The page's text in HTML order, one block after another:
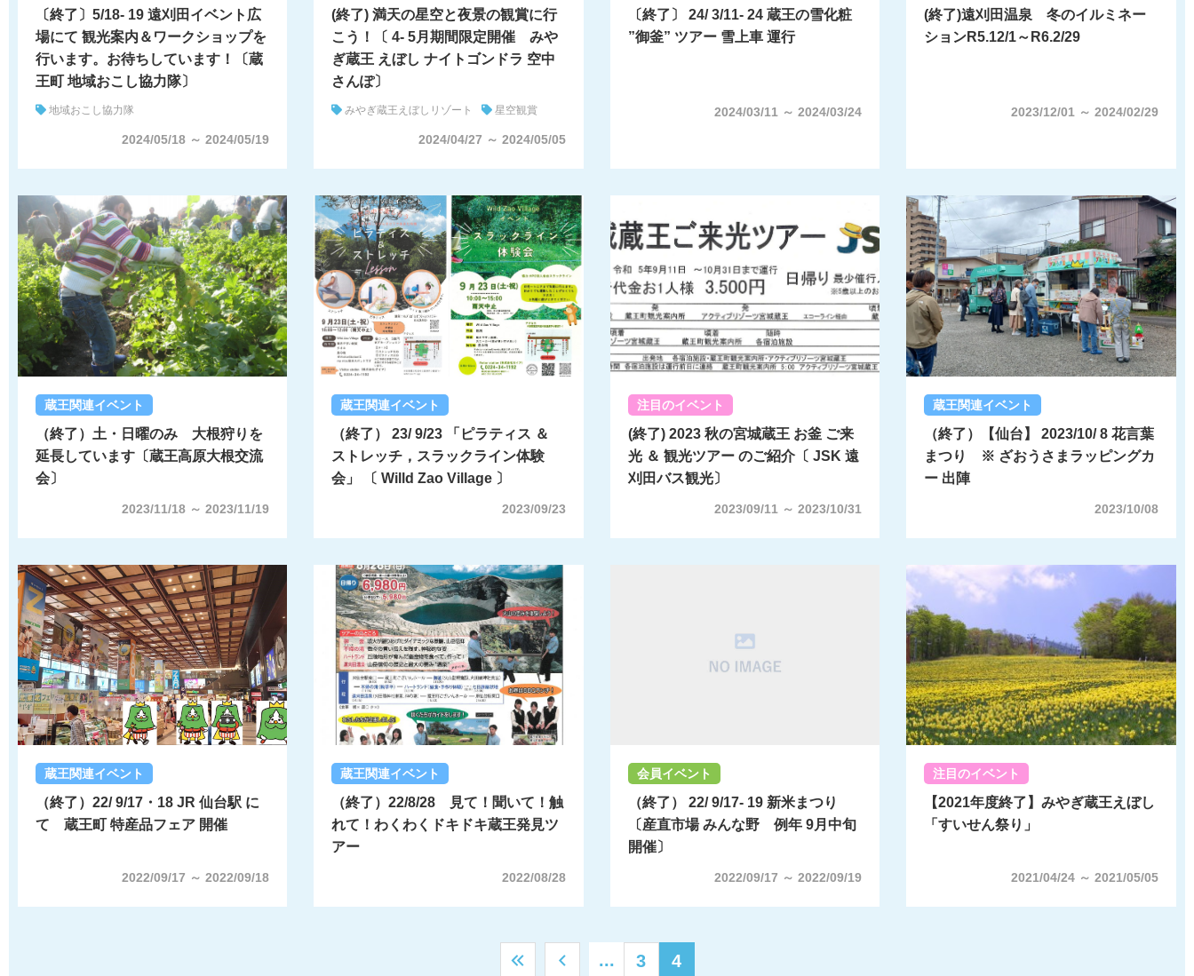
〔終了〕5/18- 19 遠刈田イベント広
場にて 観光案内＆ワークショップを
行います。お待ちしています！〔蔵
王町 地域おこし協力隊〕
地域おこし協力隊
2024/05/18 ～ 2024/05/19
(終了) 満天の星空と夜景の観賞に行
こう！〔 4- 5月期間限定開催 みや
ぎ蔵王 えぼし ナイトゴンドラ 空中
さんぽ〕
みやぎ蔵王えぼしリゾート 星空観賞
2024/04/27 ～ 2024/05/05
〔終了〕 24/ 3/11- 24 蔵王の雪化粧
”御釜” ツアー 雪上車 運行
2024/03/11 ～ 2024/03/24
(終了)遠刈田温泉 冬のイルミネー
ションR5.12/1～R6.2/29
2023/12/01 ～ 2024/02/29
蔵王関連イベント
（終了）土・日曜のみ 大根狩りを
延長しています〔蔵王高原大根交流
会〕
2023/11/18 ～ 2023/11/19
蔵王関連イベント
（終了） 23/ 9/23 「ピラティス ＆
ストレッチ，スラックライン体験
会」 〔 Willd Zao Village 〕
2023/09/23
注目のイベント
(終了) 2023 秋の宮城蔵王 お釜 ご来
光 ＆ 観光ツアー のご紹介〔 JSK 遠
刈田バス観光〕
2023/09/11 ～ 2023/10/31
蔵王関連イベント
（終了）【仙台】 2023/10/ 8 花言葉
まつり ※ ざおうさまラッピングカ
ー 出陣
2023/10/08
蔵王関連イベント
（終了）22/ 9/17・18 JR 仙台駅 に
て 蔵王町 特産品フェア 開催
2022/09/17 ～ 2022/09/18
蔵王関連イベント
（終了）22/8/28 見て！聞いて！触
れて！わくわくドキドキ蔵王発見ツ
アー
2022/08/28
会員イベント
（終了） 22/ 9/17- 19 新米まつり
〔産直市場 みんな野 例年 9月中旬
開催〕
2022/09/17 ～ 2022/09/19
注目のイベント
【2021年度終了】みやぎ蔵王えぼし
「すいせん祭り」
2021/04/24 ～ 2021/05/05
... 3 4